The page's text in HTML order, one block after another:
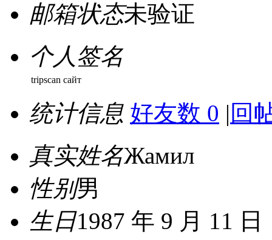
邮箱状态未验证
个人签名
tripscan сайт
统计信息 好友数 0 | 回
真实姓名Жамил
性别男
生日1987 年 9 月 11 日